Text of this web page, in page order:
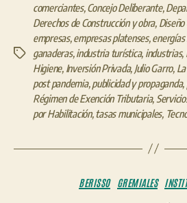
Etiquetas
comerciantes,Concejo Deliberante,
Derechos de Construcción y obra,
empresas,empresas platenses,
ganaderas,industria turística, industrias,
Higiene, Inversión Privada, Julio Garro,
post pandemia,publicidad y propaganda,
Régimen de Exención Tributaria,
por Habilitación,tasas municipales,
BERISSO GREMIALES